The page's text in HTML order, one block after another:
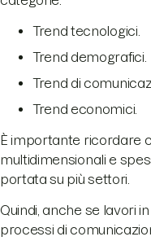
Trend tecnologici.
Trend demografici.
Trend di
Trend economici.
È importante ricordare
multidimensionali e
portata su più settori.
Quindi, anche se lavori
processi di